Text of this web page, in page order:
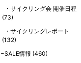
サイクリング会 開催日程
(73)
サイクリングレポート
(132)
SALE情報 (460)